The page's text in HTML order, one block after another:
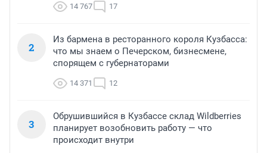
14 767 17
2
Из бармена в ресторанного короля Кузбасса:
что мы знаем о Печерском, бизнесмене,
спорящем с губернаторами
14 371 12
3
Обрушившийся в Кузбассе склад Wildberries
планирует возобновить работу — что
происходит внутри